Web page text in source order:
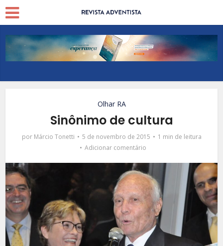
Olhar RA
Sinônimo de cultura
por Márcio Tonetti 5 de novembro de 2015
1 min de leitura
Adicionar comentário